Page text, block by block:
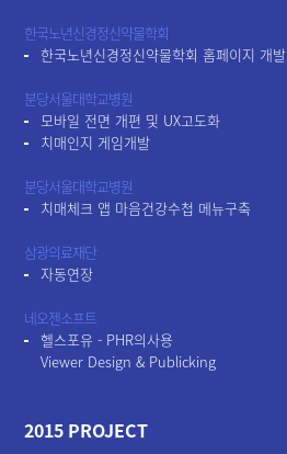
한국노년신경정신약물학회
한국노년신경정신약물학회 홈페이지 개발
분당서울대학교병원
모바일 전면 개편 및 UX고도화
치매인지 게임개발
분당서울대학교병원
치매체크 앱 마음건강수첩 메뉴구축
삼광의료재단
자동연장
네오젠소프트
헬스포유 - PHR의사용
Viewer Design & Publicking
2015 PROJECT